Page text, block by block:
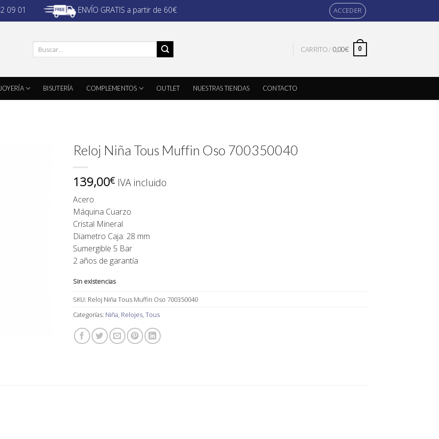
09 01 ENVÍO GRATIS a partir de 60€ ACCEDER
por:
CARRITO /0,00€ 0
JOYERÍA BISUTERÍA COMPLEMENTOS OUTLET NUESTRAS TIENDAS CONTACTO
Reloj Niña Tous Muffin Oso 700350040
139,00€ IVA incluido
Acero
Máquina Cuarzo
Cristal Mineral
Diametro Caja: 28 mm
Sumergible 5 Bar
2 años de garantía
Sin existencias
SKU: Reloj Niña Tous Muffin Oso 700350040
Categorías: Niña Relojes Tous